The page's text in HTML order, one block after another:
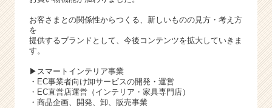
お客さまとの関係性からつくる、新しいものの見方・考え方
を
提供するブランドとして、今後コンテンツを拡大していきま
す。
▶スマートインテリア事業
・EC事業者向け卸サービスの開発・運営
・EC直営店運営（インテリア・家具専門店）
・商品企画、開発、卸、販売事業